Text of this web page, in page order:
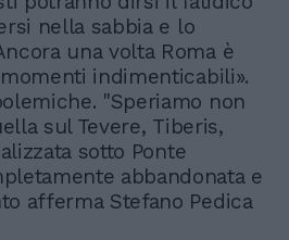
nella sabbia e lo
una volta Roma è
indimenticabili».
"Speriamo non
sul Tevere, Tiberis,
sotto Ponte
abbandonata e
afferma Stefano Pedica